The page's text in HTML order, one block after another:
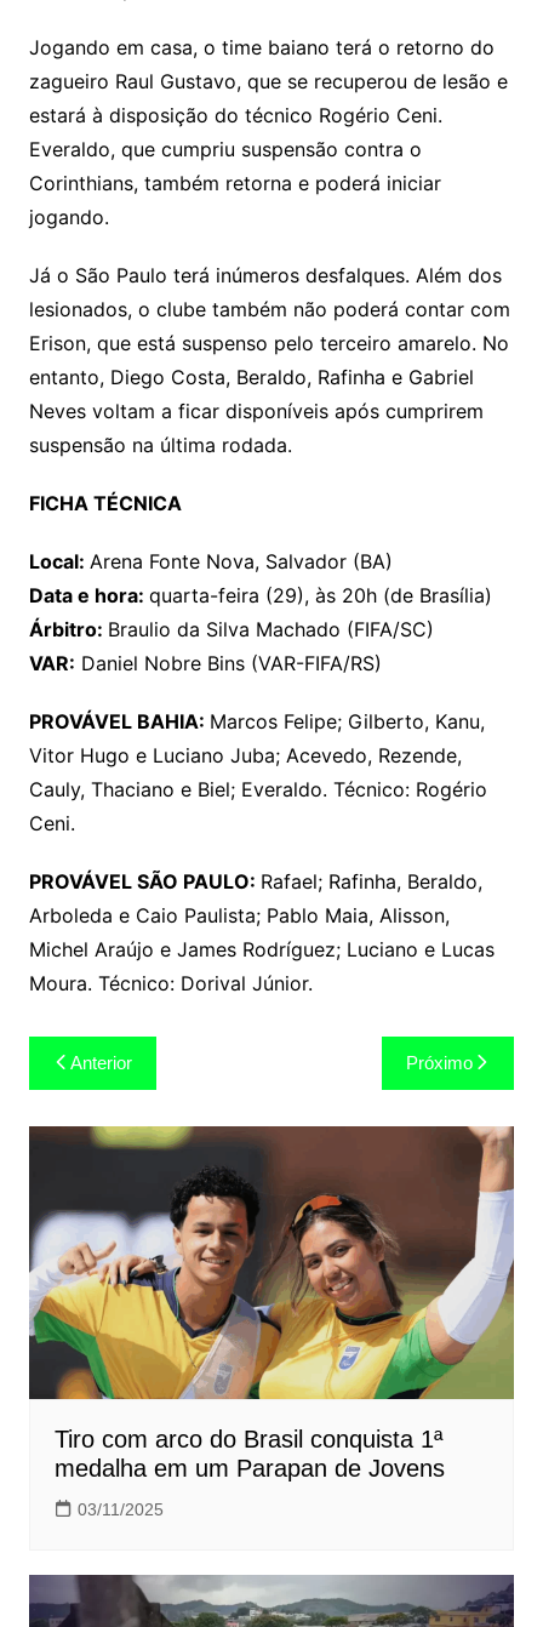
Jogando em casa, o time baiano terá o retorno do
zagueiro Raul Gustavo, que se recuperou de lesão e
estará à disposição do técnico Rogério Ceni.
Everaldo, que cumpriu suspensão contra o
Corinthians, também retorna e poderá iniciar
jogando.
Já o São Paulo terá inúmeros desfalques. Além dos
lesionados, o clube também não poderá contar com
Erison, que está suspenso pelo terceiro amarelo. No
entanto, Diego Costa, Beraldo, Rafinha e Gabriel
Neves voltam a ficar disponíveis após cumprirem
suspensão na última rodada.
FICHA TÉCNICA
Local: Arena Fonte Nova, Salvador (BA)
Data e hora: quarta-feira (29), às 20h (de Brasília)
Árbitro: Braulio da Silva Machado (FIFA/SC)
VAR: Daniel Nobre Bins (VAR-FIFA/RS)
PROVÁVEL BAHIA: Marcos Felipe; Gilberto, Kanu,
Vitor Hugo e Luciano Juba; Acevedo, Rezende,
Cauly, Thaciano e Biel; Everaldo. Técnico: Rogério
Ceni.
PROVÁVEL SÃO PAULO: Rafael; Rafinha, Beraldo,
Arboleda e Caio Paulista; Pablo Maia, Alisson,
Michel Araújo e James Rodríguez; Luciano e Lucas
Moura. Técnico: Dorival Júnior.
Navegação
de
Post
Anterior Próximo
Tiro com arco do Brasil conquista 1ª
medalha em um Parapan de Jovens
03/11/2025